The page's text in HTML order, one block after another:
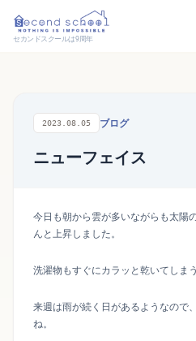
セカンドスクールは9周年
2023.08.05 ブログ
ニューフェイス
今日も朝から雲が多いながらも太陽
んと上昇しました。
洗濯物もすぐにカラッと乾いてしま
来週は雨が続く日があるようなので
ね。